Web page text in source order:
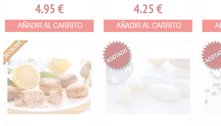
4.95€ 4.25€